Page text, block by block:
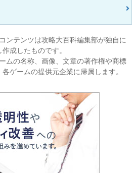
ンテンツは攻略大百科編集部が独自に
成したものです。
ムの名称、画像、文章の著作権や商標
ゲームの提供元企業に帰属します。